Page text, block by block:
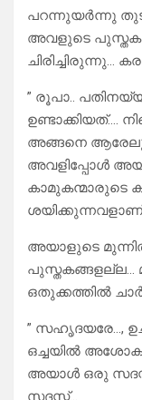
പറന്നുയർന്നു
അവളുടെ
ചിരിച്ചിരുന്നു…
” രൂപാ..
ഉണ്ടാക്കിയത്….
അങ്ങനെ ആരേലും
അവളിപ്പോൾ
കാമുകന്മാരുടെ
അയാളുടെ
പുസ്തകങ്ങളല്ല…
ഒതുക്കത്തിൽ
” സഹൃദയരേ…,
ഒച്ചയിൽ
അയാൾ ഒരു